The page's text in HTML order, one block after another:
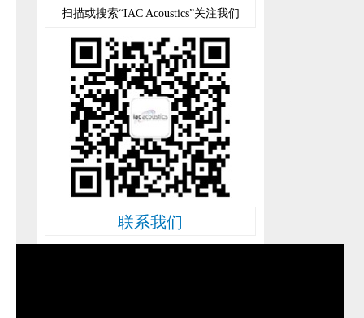
扫描或搜索“IAC Acoustics”关注我们
联系我们